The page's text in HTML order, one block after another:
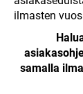
ilmasten
samalla